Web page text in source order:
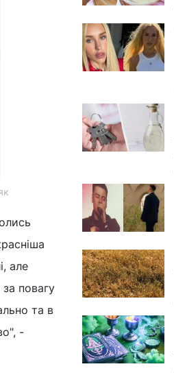
але
повагу
та в
-